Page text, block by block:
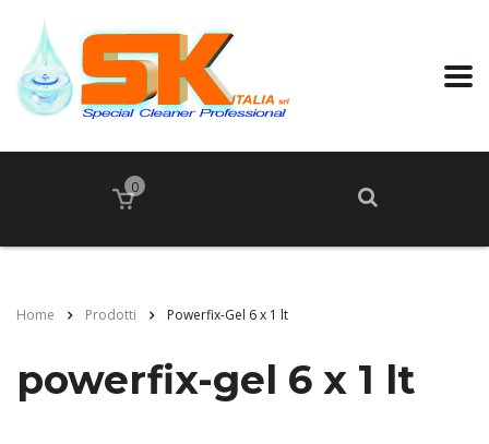
0
Home Prodotti Powerfix-Gel 6 x 1 lt
powerfix-gel 6 x 1 lt